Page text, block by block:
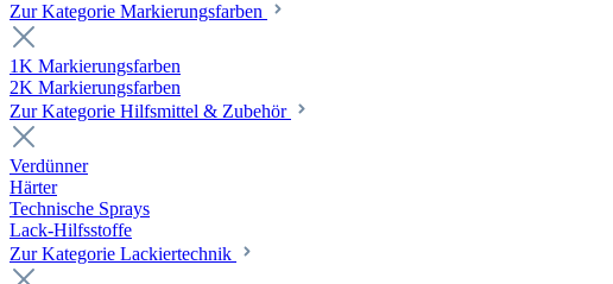
Zur Kategorie Markierungsfarben
1K Markierungsfarben
2K Markierungsfarben
Zur Kategorie Hilfsmittel & Zubehör
Verdünner
Härter
Technische Sprays
Lack-Hilfsstoffe
Zur Kategorie Lackiertechnik